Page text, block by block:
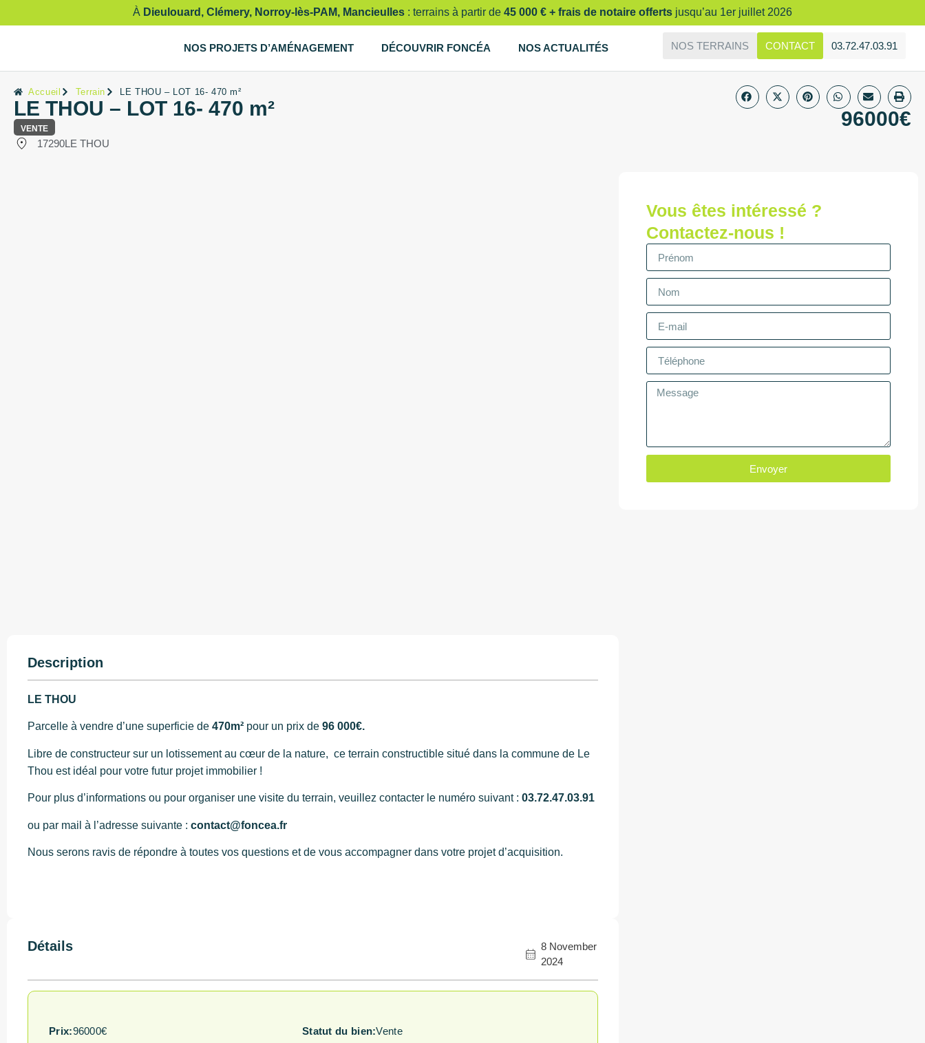
À Dieulouard, Clémery, Norroy-lès-PAM, Mancieulles : terrains à partir de 45 000 € + frais de notaire offerts jusqu’au 1er juillet 2026
NOS PROJETS D’AMÉNAGEMENT DÉCOUVRIR FONCÉA NOS ACTUALITÉS NOS TERRAINS CONTACT 03.72.47.03.91
Accueil Terrain LE THOU – LOT 16- 470 m²
LE THOU – LOT 16- 470 m²
VENTE
17290LE THOU
96000€
Description
LE THOU
Parcelle à vendre d’une superficie de 470m² pour un prix de 96 000€.
Libre de constructeur sur un lotissement au cœur de la nature, ce terrain constructible situé dans la commune de Le
Thou est idéal pour votre futur projet immobilier !
Pour plus d’informations ou pour organiser une visite du terrain, veuillez contacter le numéro suivant : 03.72.47.03.91
ou par mail à l’adresse suivante : contact@foncea.fr
Nous serons ravis de répondre à toutes vos questions et de vous accompagner dans votre projet d’acquisition.
Détails
8 November
2024
Prix:96000€ Statut du bien:Vente
Vous êtes intéressé ?
Contactez-nous !
Envoyer